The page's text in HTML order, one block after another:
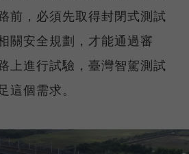
前，必須先取得封閉式測試
關安全規劃，才能通過審
上進行試驗，臺灣智駕測試
這個需求。